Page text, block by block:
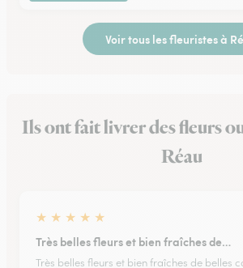
Voir tous les fleuristes à
Ils ont fait livrer des fleurs
Réau
★ ★ ★ ★ ★
Très belles fleurs et bien fraîches de…
Très belles fleurs et bien fraîches de belles